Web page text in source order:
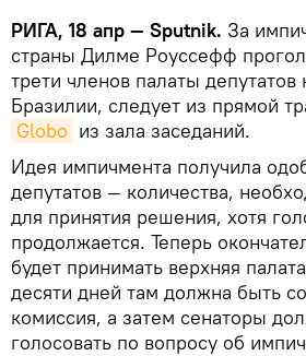
РИГА, 18 апр — Sputnik. За
страны Дилме Роуссефф
трети членов палаты депутатов
Бразилии, следует из прямой
Globo из зала заседаний.
Идея импичмента получила
депутатов — количества,
для принятия решения, хотя
продолжается. Теперь
будет принимать верхняя
десяти дней там должна быть
комиссия, а затем сенаторы
голосовать по вопросу об